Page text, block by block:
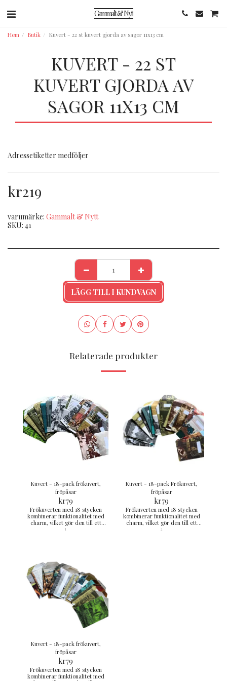
Gammalt & Nytt
Hem Butik Kuvert - 22 st kuvert gjorda av sagor 11x13 cm
KUVERT - 22 ST
KUVERT GJORDA AV
SAGOR 11X13 CM
Adressetiketter medföljer
kr219
varumärke: Gammalt & Nytt
SKU: 41
LÄGG TILL I KUNDVAGN
Relaterade produkter
Kuvert - 18-pack frökuvert,
fröpåsar
kr79
Frökuverten med 18 stycken
kombinerar funktionalitet med
charm, vilket gör den till ett
måste för trädgårdsentusiaster
1
Kuvert - 18-pack Frökuvert,
fröpåsar
kr79
Frökuverten med 18 stycken
kombinerar funktionalitet med
charm, vilket gör den till ett
måste för trädgårdsentusiaster
2
Kuvert - 18-pack frökuvert,
fröpåsar
kr79
Frökuverten med 18 stycken
kombinerar funktionalitet med